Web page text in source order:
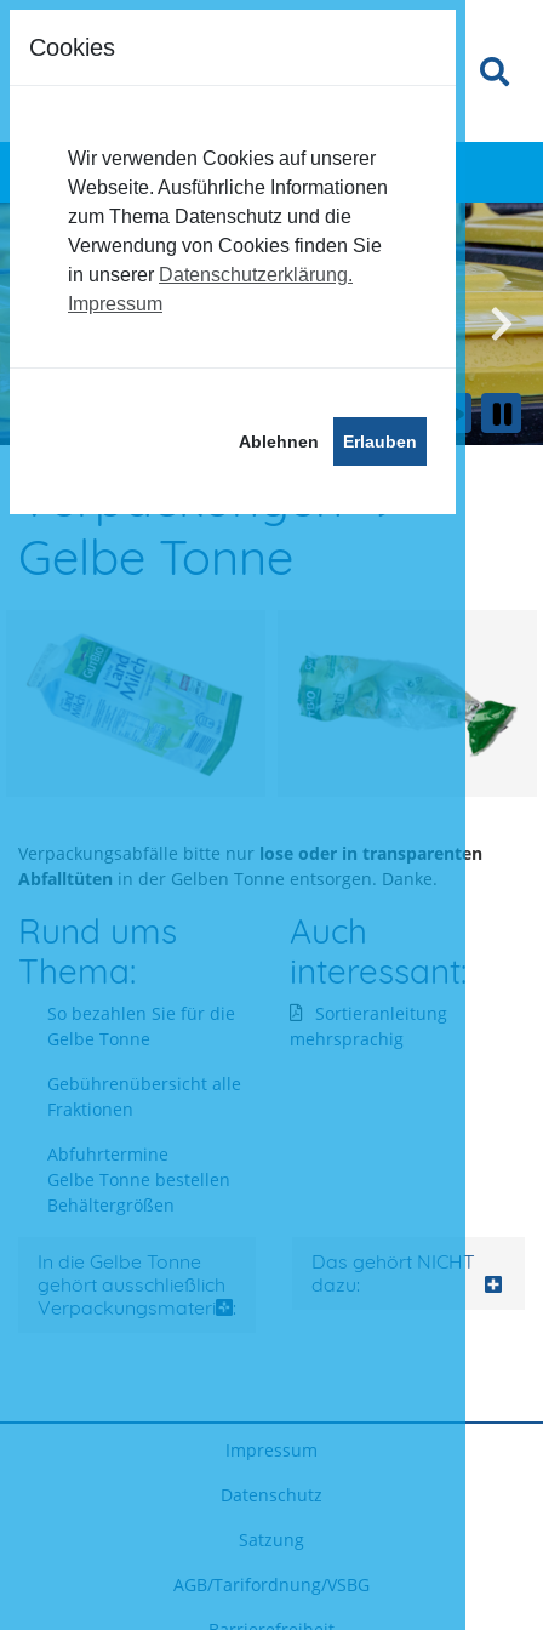
Cookies
Wir verwenden Cookies auf unserer
Webseite. Ausführliche Informationen
zum Thema Datenschutz und die
Verwendung von Cookies finden Sie
in unserer Datenschutzerklärung.
Impressum
Ablehnen Erlauben
Verpackungen ->
Gelbe Tonne
Verpackungsabfälle bitte nur lose oder in transparenten
Abfalltüten in der Gelben Tonne entsorgen. Danke.
Rund ums
Thema:
So bezahlen Sie für die
Gelbe Tonne
Gebührenübersicht alle
Fraktionen
Abfuhrtermine
Gelbe Tonne bestellen
Behältergrößen
Auch
interessant:
Sortieranleitung
mehrsprachig
In die Gelbe Tonne
gehört ausschließlich
Verpackungsmaterial:
Das gehört NICHT
dazu:
Impressum
Datenschutz
Satzung
AGB/Tarifordnung/VSBG